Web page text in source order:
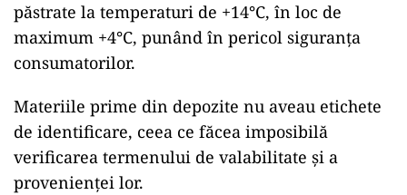
păstrate la temperaturi de +14°C, în loc de
maximum +4°C, punând în pericol siguranța
consumatorilor.
Materiile prime din depozite nu aveau etichete
de identificare, ceea ce făcea imposibilă
verificarea termenului de valabilitate și a
provenienței lor.